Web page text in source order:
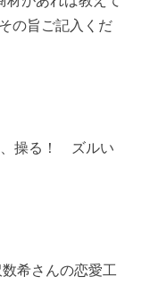
の旨ご記入くだ
、操る！ ズルい
希さんの恋愛工